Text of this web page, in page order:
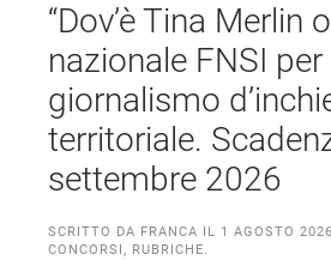
“Dov’è Tina Merlin
nazionale FNSI per
giornalismo
territoriale.
settembre 2026
SCRITTO DA FRANCA IL 1 AGOSTO 2026
CONCORSI , RUBRICHE.